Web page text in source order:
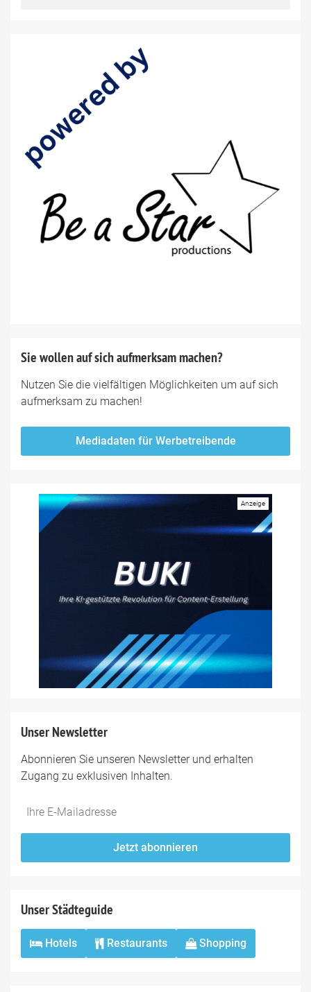
Sie wollen auf sich aufmerksam machen?
Nutzen Sie die vielfältigen Möglichkeiten um auf sich
aufmerksam zu machen!
Mediadaten für Werbetreibende
Unser Newsletter
Abonnieren Sie unseren Newsletter und erhalten
Zugang zu exklusiven Inhalten.
Do
fill
*Ihre
Mailadresse:
Jetzt abonnieren
Unser Städteguide
Hotels Restaurants Shopping